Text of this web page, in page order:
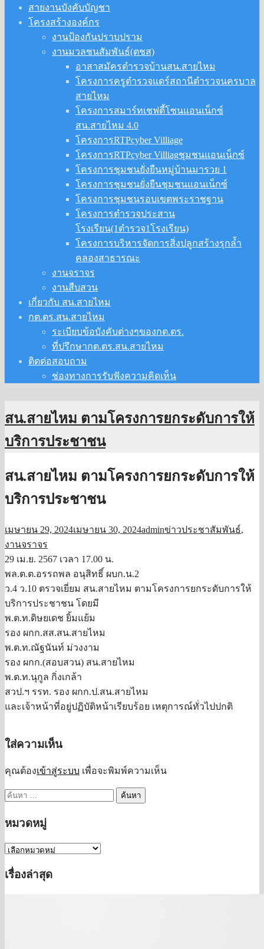
สายงานบังคับบัญชา
โครงสร้างองค์กร
งานป้องกันปราบปราม
งานมวลชนสัมพันธ์(ตชส)
อาสาสมัครตำรวจบ้านสน.สายไหม
โครงการครูตำรวจแดร์สถานีตำรวจนครบาล
สายไหม
โครงการสมาร์ทเชฟตี้โซนแอนเน็กซ์
สน.สายไหม 4.0
โครงการRTPcyber Villiage
โครงการRTPcyber Villiagชุมชนแอนเน็กซ์
โครงการชุมชนยั่งยืนหมู่บ้านมารวย 1
โครงการชุมชนยั่งยืนชุมชนแอนเน็กซ์
โครงการชุมชนรอบเขตพระราชฐาน
โครงการตำรวจประสาน
โรงเรียน(1ตำรวจ1โรงเรียน)
โครงการบริหารจัดการสิ่งปลูกสร้างรุกล้ำ
คลองสาธารณะ
งานจราจร
งานสืบสวน
เกี่ยวกับ สน.สายไหม
กต.ตร.สน.สายไหม
ระเบียบข้อบังคับต่างๆของกต.ตร.
ที่ปรึกษากต.ตร.สน.สายไหม
ติดต่อสอบถาม
ช่องทางการรับฟังความคิดเห็น
สน.สายไหม ตามโครงการยกระดับการให้
บริการประชาชน
สน.สายไหม ตามโครงการยกระดับการให้
บริการประชาชน
เมษายน 29, 2024เมษายน 30, 2024adminข่าวประชาสัมพันธ์,
งานจราจร
29 เม.ย. 2567 เวลา 17.00 น.
พล.ต.ต.อรรถพล อนุสิทธิ์ ผบก.น.2
ว.4 ว.10 ตรวจเยี่ยม สน.สายไหม ตามโครงการยกระดับการให้
บริการประชาชน โดยมี
พ.ต.ท.ดิษยเดช ยิ้มแย้ม
รอง ผกก.สส.สน.สายไหม
พ.ต.ท.ณัฐนันท์ ม่วงงาม
รอง ผกก.(สอบสวน) สน.สายไหม
พ.ต.ท.นุกูล กิ่งเกล้า
สวป.ฯ รรท. รอง ผกก.ป.สน.สายไหม
และเจ้าหน้าที่อยู่ปฏิบัติหน้าเรียบร้อย เหตุการณ์ทั่วไปปกติ
ใส่ความเห็น
คุณต้องเข้าสู่ระบบ เพื่อจะพิมพ์ความเห็น
ค้นหา
หมวดหมู่
หมวด
หมู่
เรื่องล่าสุด